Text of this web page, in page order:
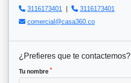
3116173401
|
3116173401
comercial@casa360.co
¿Prefieres que te contactemos?
Tu nombre *